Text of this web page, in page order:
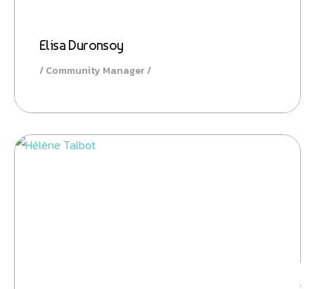
Elisa Duronsoy
Community Manager